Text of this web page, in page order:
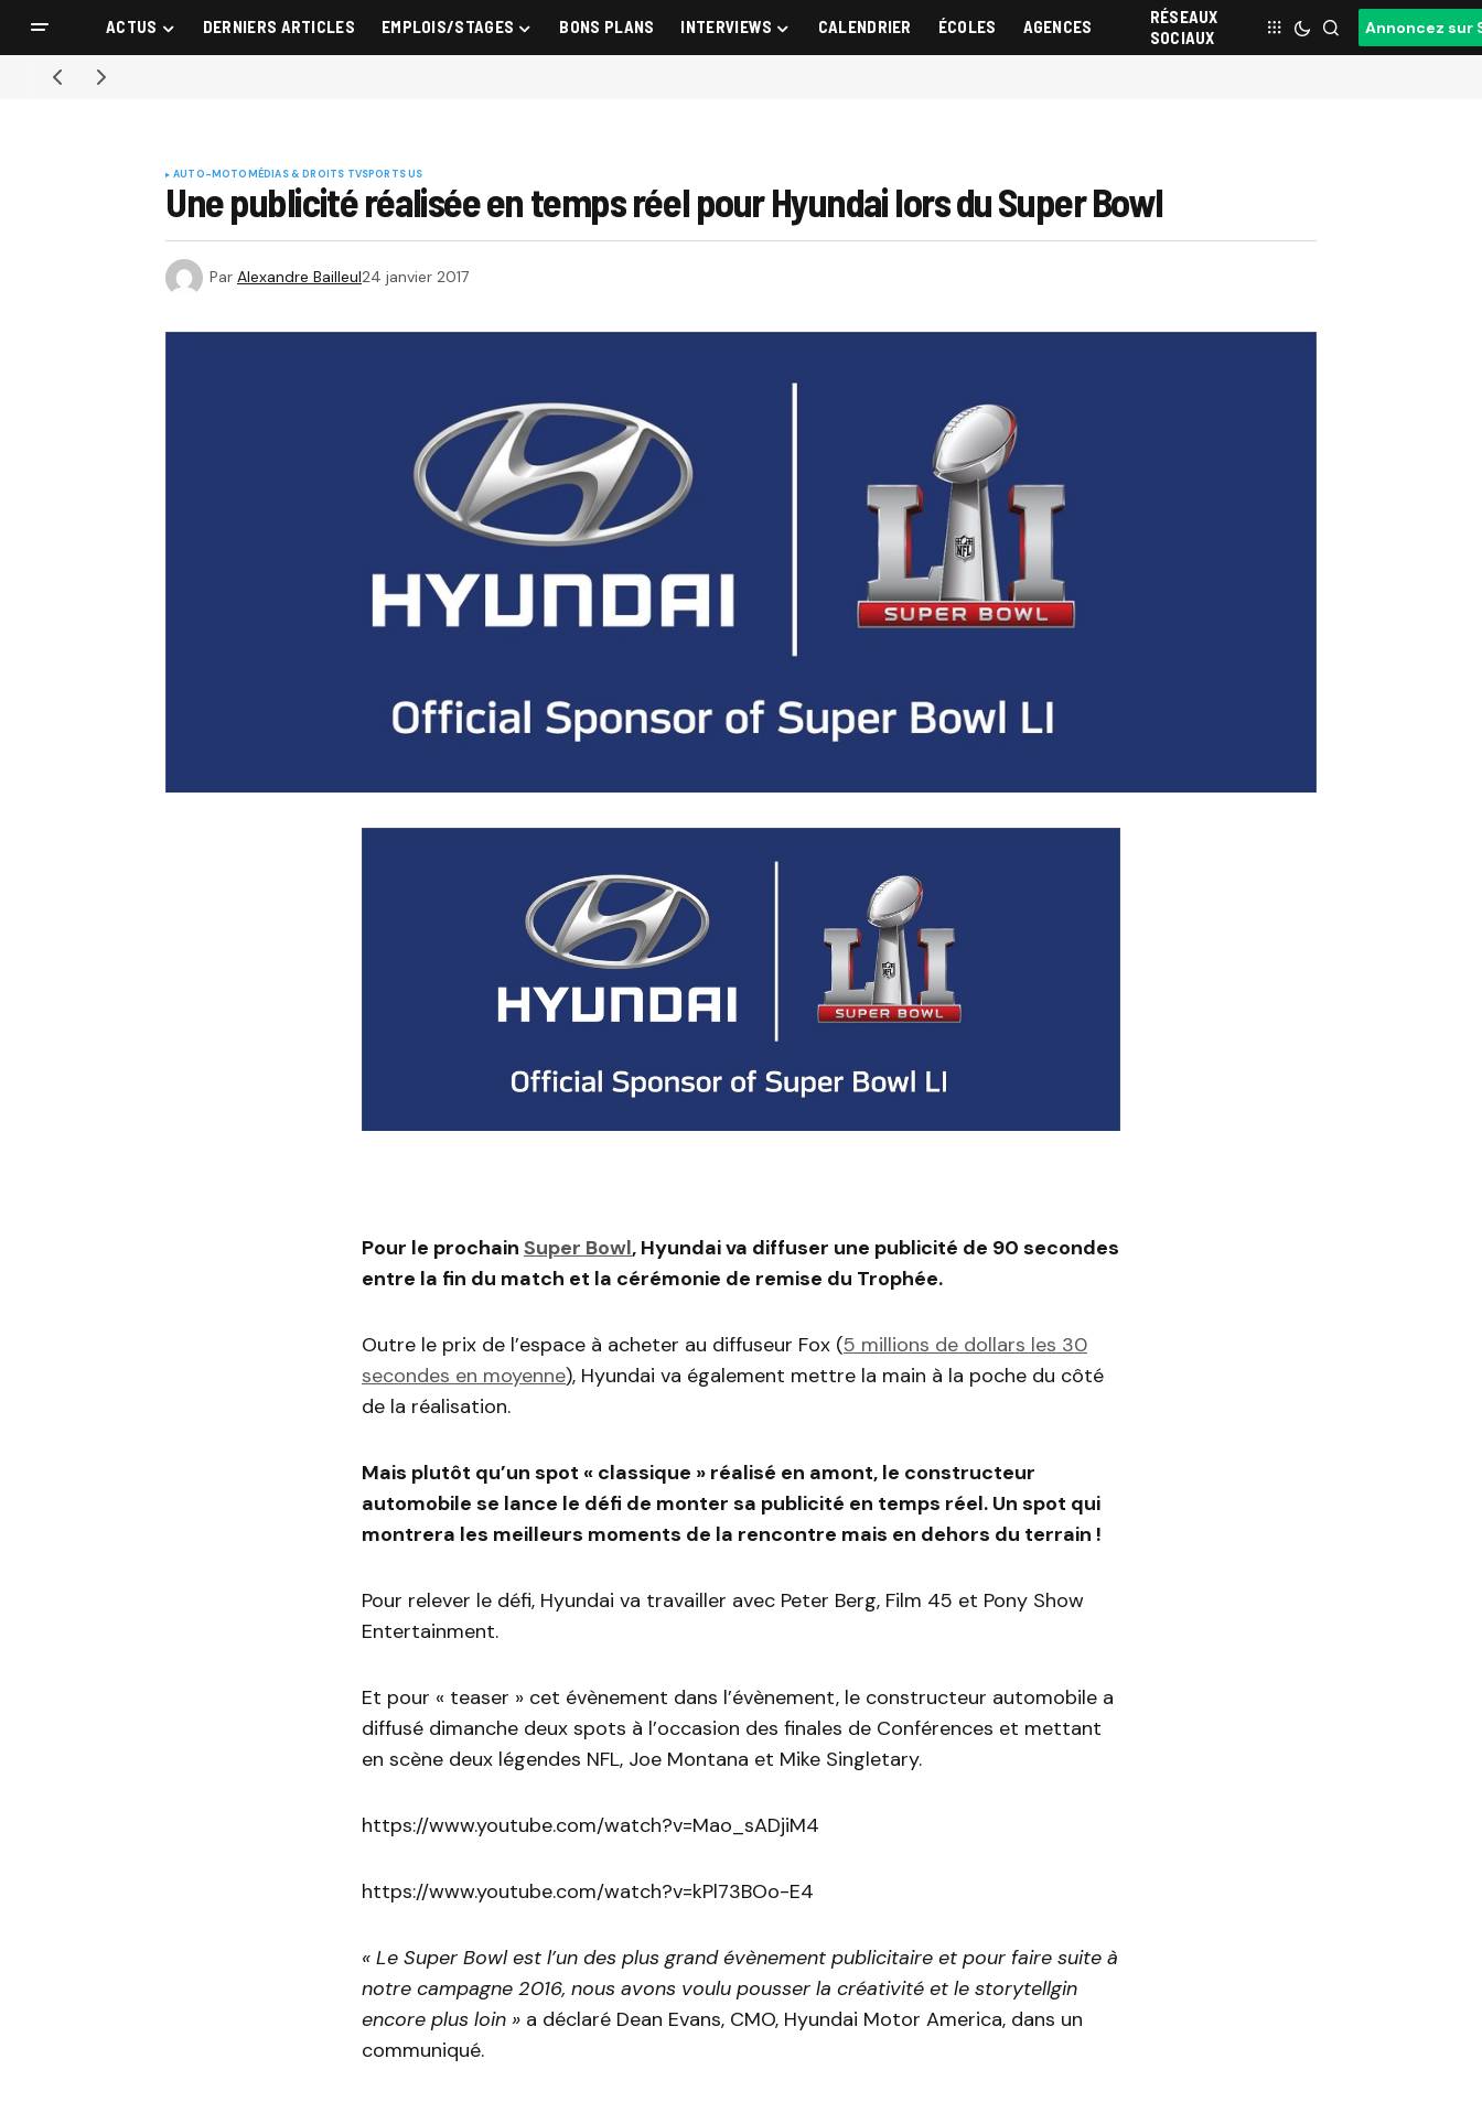
ACTUS DERNIERS ARTICLES EMPLOIS/STAGES BONS PLANS INTERVIEWS CALENDRIER ÉCOLES AGENCES
RÉSEAUX
SOCIAUX
Annoncez sur
AUTO-MOTOMÉDIAS & DROITS TVSPORTS US
Une publicité réalisée en temps réel pour Hyundai lors du Super Bowl
Par Alexandre Bailleul24 janvier 2017
Pour le prochain Super Bowl, Hyundai va diffuser une publicité de 90 secondes
entre la fin du match et la cérémonie de remise du Trophée.
Outre le prix de l’espace à acheter au diffuseur Fox (5 millions de dollars les 30
secondes en moyenne), Hyundai va également mettre la main à la poche du côté
de la réalisation.
Mais plutôt qu’un spot « classique » réalisé en amont, le constructeur
automobile se lance le défi de monter sa publicité en temps réel. Un spot qui
montrera les meilleurs moments de la rencontre mais en dehors du terrain !
Pour relever le défi, Hyundai va travailler avec Peter Berg, Film 45 et Pony Show
Entertainment.
Et pour « teaser » cet évènement dans l’évènement, le constructeur automobile a
diffusé dimanche deux spots à l’occasion des finales de Conférences et mettant
en scène deux légendes NFL, Joe Montana et Mike Singletary.
https://www.youtube.com/watch?v=Mao_sADjiM4
https://www.youtube.com/watch?v=kPl73BOo-E4
« Le Super Bowl est l’un des plus grand évènement publicitaire et pour faire suite à
notre campagne 2016, nous avons voulu pousser la créativité et le storytellgin
encore plus loin » a déclaré Dean Evans, CMO, Hyundai Motor America, dans un
communiqué.